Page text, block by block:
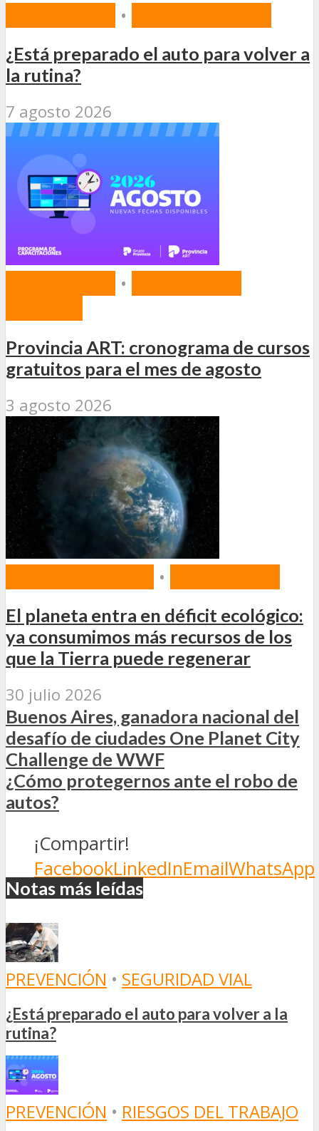
•
¿Está preparado el auto para volver a
la rutina?
7 agosto 2026
•
Provincia ART: cronograma de cursos
gratuitos para el mes de agosto
3 agosto 2026
•
El planeta entra en déficit ecológico:
ya consumimos más recursos de los
que la Tierra puede regenerar
30 julio 2026
Buenos Aires, ganadora nacional del
desafío de ciudades One Planet City
Challenge de WWF
¿Cómo protegernos ante el robo de
autos?
¡Compartir!
FacebookLinkedInEmailWhatsApp
Notas más leídas
PREVENCIÓN • SEGURIDAD VIAL
¿Está preparado el auto para volver a la
rutina?
PREVENCIÓN • RIESGOS DEL TRABAJO